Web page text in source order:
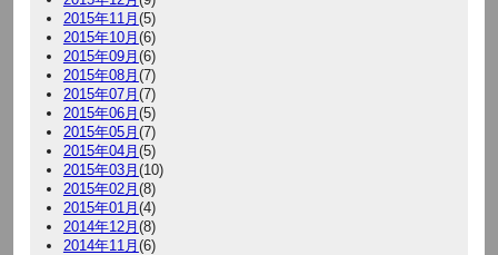
2015年11月 (5)
2015年10月 (6)
2015年09月 (6)
2015年08月 (7)
2015年07月 (7)
2015年06月 (5)
2015年05月 (7)
2015年04月 (5)
2015年03月 (10)
2015年02月 (8)
2015年01月 (4)
2014年12月 (8)
2014年11月 (6)